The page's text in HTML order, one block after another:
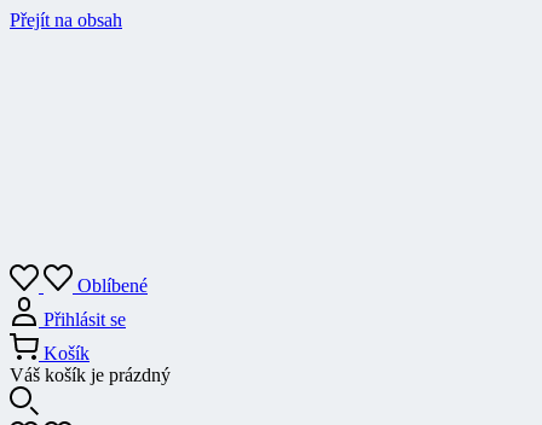
Přejít na obsah
Oblíbené
Přihlásit se
Košík
Váš košík je prázdný